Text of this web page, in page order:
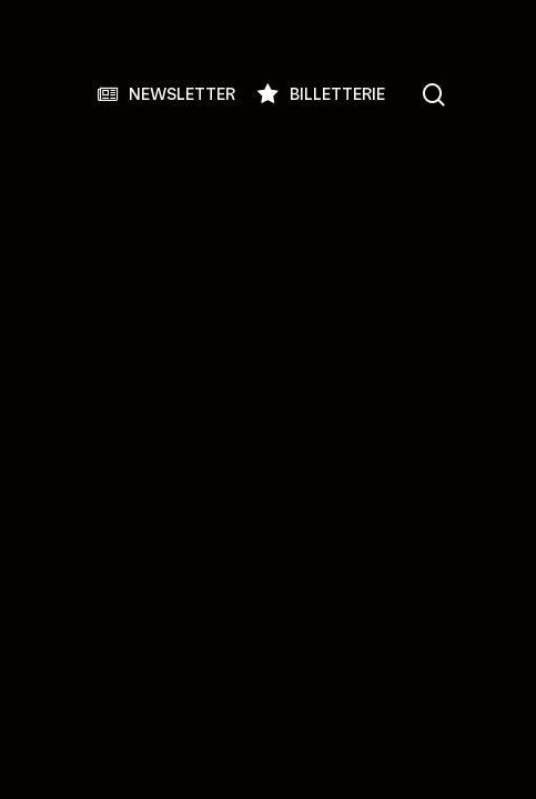
NEWSLETTER BILLETTERIE